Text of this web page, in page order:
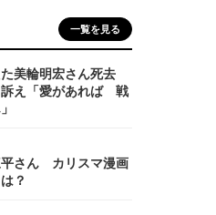
一覧を見る
美輪明宏さん死去
訴え「愛があれば 戦
平さん カリスマ漫画
？